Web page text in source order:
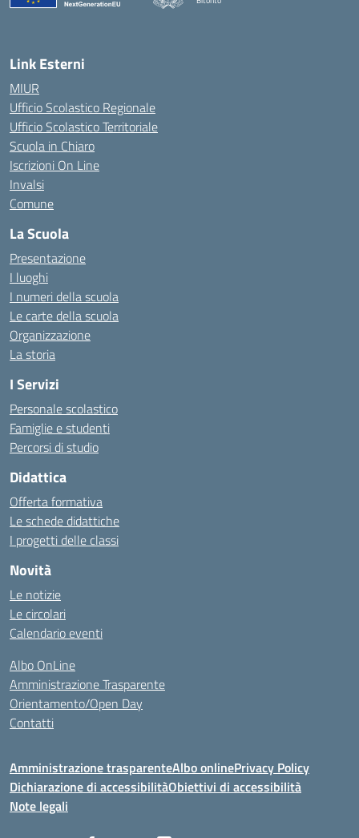
Link Esterni
MIUR
Ufficio Scolastico Regionale
Ufficio Scolastico Territoriale
Scuola in Chiaro
Iscrizioni On Line
Invalsi
Comune
La Scuola
Presentazione
I luoghi
I numeri della scuola
Le carte della scuola
Organizzazione
La storia
I Servizi
Personale scolastico
Famiglie e studenti
Percorsi di studio
Didattica
Offerta formativa
Le schede didattiche
I progetti delle classi
Novità
Le notizie
Le circolari
Calendario eventi
Albo OnLine
Amministrazione Trasparente
Orientamento/Open Day
Contatti
Amministrazione trasparenteAlbo onlinePrivacy Policy
Dichiarazione di accessibilitàObiettivi di accessibilità
Note legali